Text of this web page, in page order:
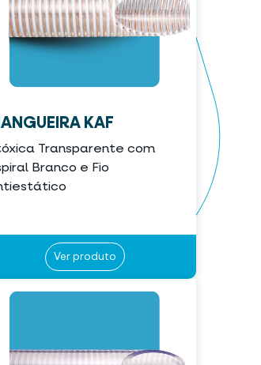
KAF
Transparente com
Branco e Fio
Ver produto